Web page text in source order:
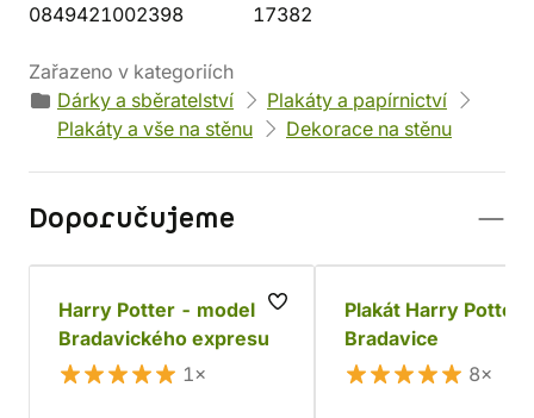
0849421002398
17382
Zařazeno v kategoriích
Dárky a sběratelství
Plakáty a papírnictví
Plakáty a vše na stěnu
Dekorace na stěnu
Doporučujeme
Harry Potter - model
Bradavického expresu
1×
Plakát Harry Potter
Bradavice
8×